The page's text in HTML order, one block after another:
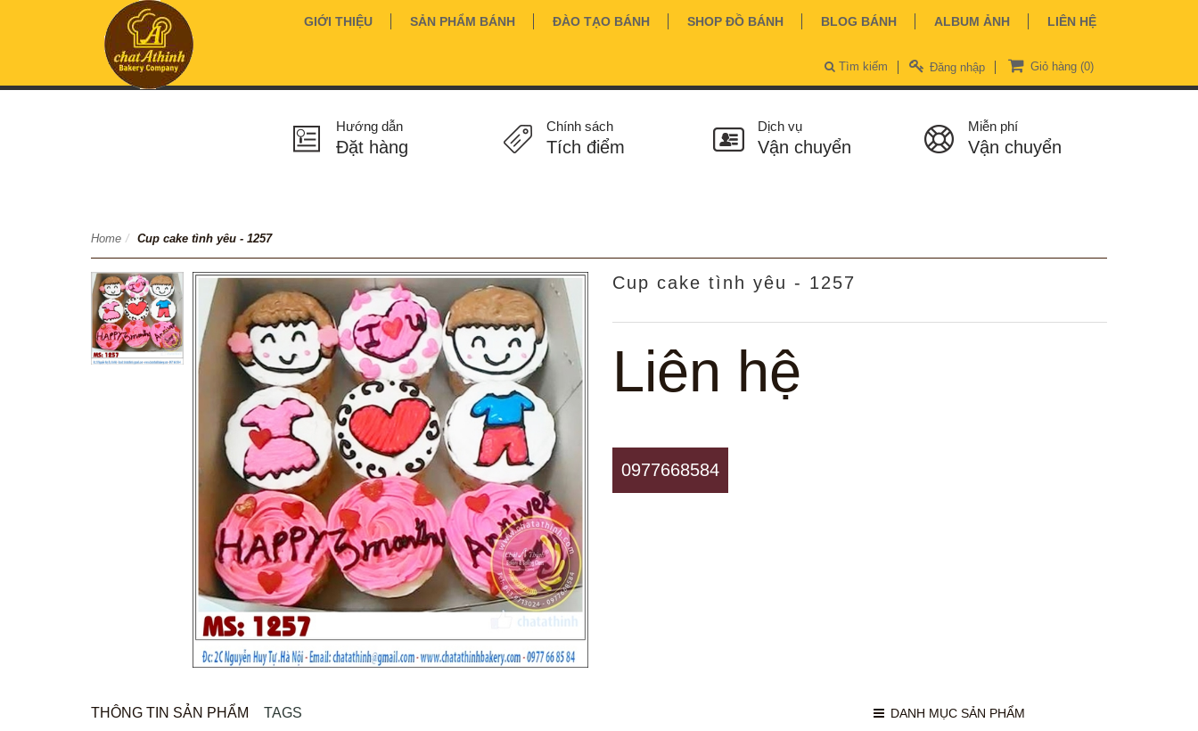
GIỚI THIỆU SẢN PHẨM BÁNH ĐÀO TẠO BÁNH SHOP ĐỒ BÁNH BLOG BÁNH ALBUM ẢNH LIÊN HỆ
Giỏ hàng (0)
Đăng nhập
Tìm kiếm
Hướng dẫn
Đặt hàng
Chính sách
Tích điểm
Dịch vụ
Vận chuyển
Miễn phí
Vận chuyển
Home / Cup cake tình yêu - 1257
Cup cake tình yêu - 1257
Liên hệ
0977668584
THÔNG TIN SẢN PHẨM TAGS DANH MỤC SẢN PHẨM